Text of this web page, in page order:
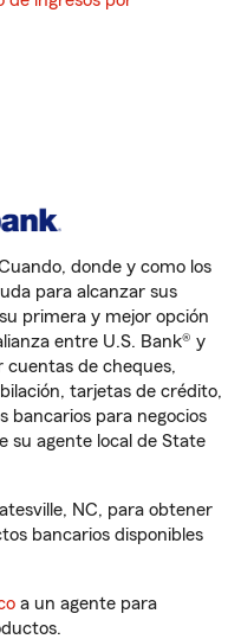
donde y como los
para alcanzar sus
primera y mejor opción
entre U.S. Bank® y
cuentas de cheques,
tarjetas de crédito,
bancarios para negocios
su agente local de State
NC, para obtener
bancarios disponibles
a un agente para